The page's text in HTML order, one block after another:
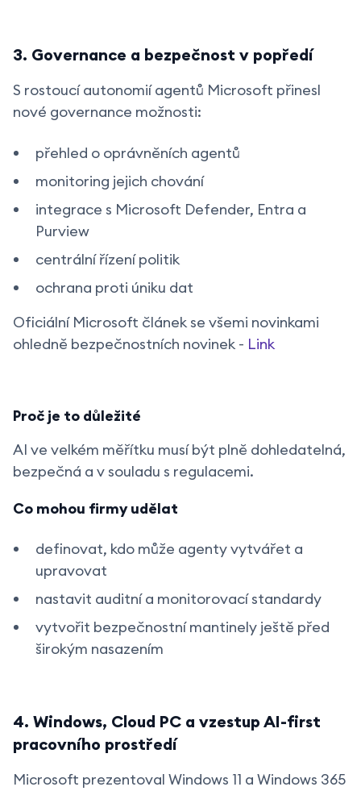
3. Governance a bezpečnost v popředí
S rostoucí autonomií agentů Microsoft přinesl
nové governance možnosti:
přehled o oprávněních agentů
monitoring jejich chování
integrace s Microsoft Defender, Entra a
Purview
centrální řízení politik
ochrana proti úniku dat
Oficiální Microsoft článek se všemi novinkami
ohledně bezpečnostních novinek - Link
Proč je to důležité
AI ve velkém měřítku musí být plně dohledatelná,
bezpečná a v souladu s regulacemi.
Co mohou firmy udělat
definovat, kdo může agenty vytvářet a
upravovat
nastavit auditní a monitorovací standardy
vytvořit bezpečnostní mantinely ještě před
širokým nasazením
4. Windows, Cloud PC a vzestup AI-first
pracovního prostředí
Microsoft prezentoval Windows 11 a Windows 365